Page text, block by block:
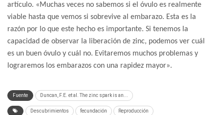
artículo. «Muchas veces no sabemos si el óvulo es realmente
viable hasta que vemos si sobrevive al embarazo. Esta es la
razón por lo que este hecho es importante. Si tenemos la
capacidad de observar la liberación de zinc, podemos ver cuál
es un buen óvulo y cuál no. Evitaremos muchos problemas y
lograremos los embarazos con una rapidez mayor».
Fuente Duncan, F.E. et al. The zinc spark is an...
Descubrimientos fecundación Reproducción